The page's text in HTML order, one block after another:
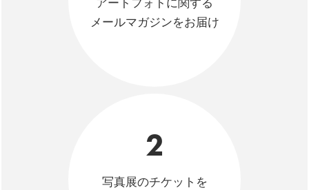
アートフォトに関する
メールマガジンをお届け
2
写真展のチケットを